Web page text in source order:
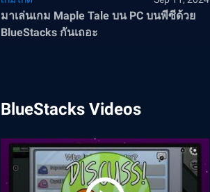
มาเล่นเกม Maple Tale บน PC บนพีซีด้วย
BlueStacks กันเถอะ
BlueStacks Videos